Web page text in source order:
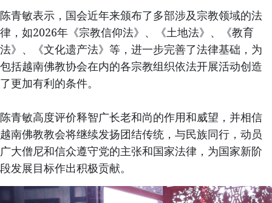
陈青敏表示，国会近年来颁布了多部涉及宗教领域的法
律，如2026年《宗教信仰法》、《土地法》、《教育
法》、《文化遗产法》等，进一步完善了法律基础，为
包括越南佛教协会在内的各宗教组织依法开展活动创造
了更加有利的条件。
陈青敏高度评价释智广长老和尚的作用和威望，并相信
越南佛教教会将继续发扬团结传统，与民族同行，动员
广大僧尼和信众遵守党的主张和国家法律，为国家新阶
段发展目标作出积极贡献。